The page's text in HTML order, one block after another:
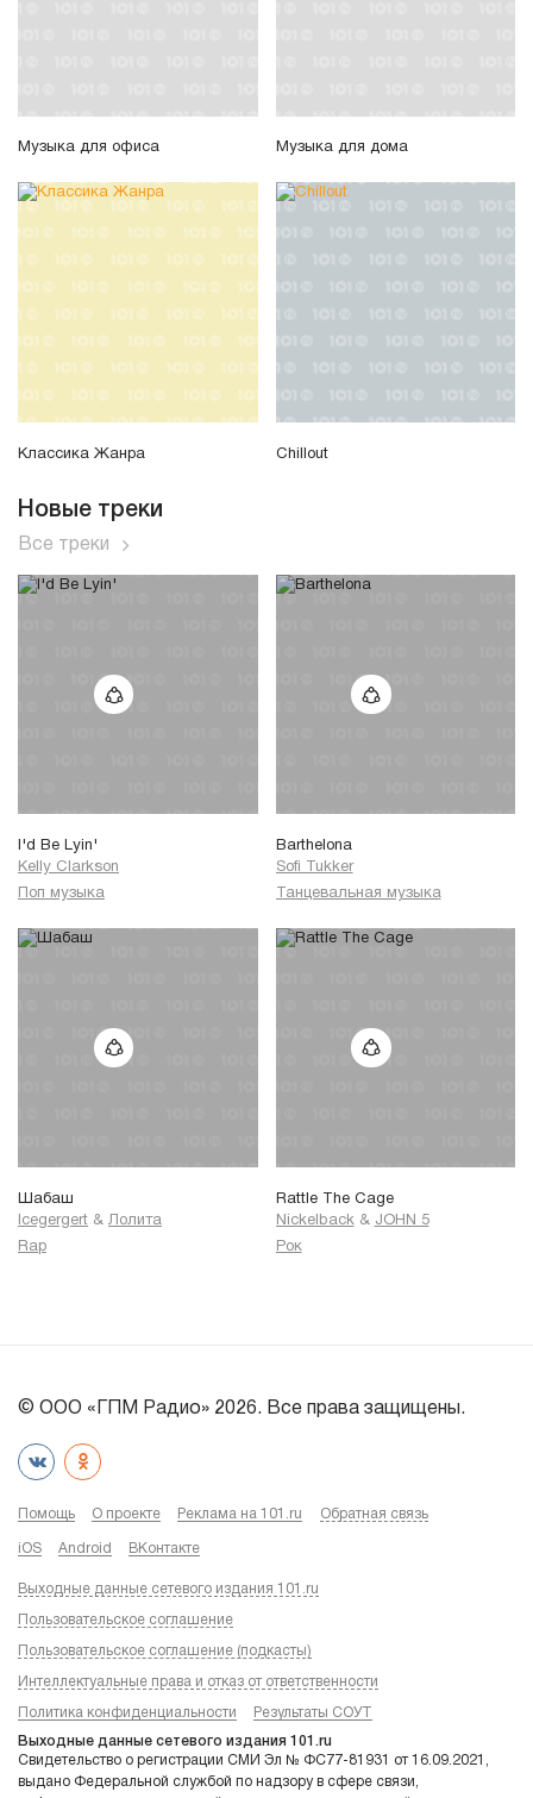
Музыка для офиса Музыка для дома
Классика Жанра Chillout
Новые треки
Все треки
I'd Be Lyin'
Kelly Clarkson
Поп музыка
Barthelona
Sofi Tukker
Танцевальная музыка
Шабаш
Icegergert & Лолита
Rap
Rattle The Cage
Nickelback & JOHN 5
Рок
© ООО «ГПМ Радио» 2026. Все права защищены.
Помощь О проекте Реклама на 101.ru Обратная связь
iOS Android ВКонтакте
Выходные данные сетевого издания 101.ru
Пользовательское соглашение
Пользовательское соглашение (подкасты)
Интеллектуальные права и отказ от ответственности
Политика конфиденциальности Результаты СОУТ
Выходные данные сетевого издания 101.ru
Свидетельство о регистрации СМИ Эл № ФС77-81931 от 16.09.2021,
выдано Федеральной службой по надзору в сфере связи,